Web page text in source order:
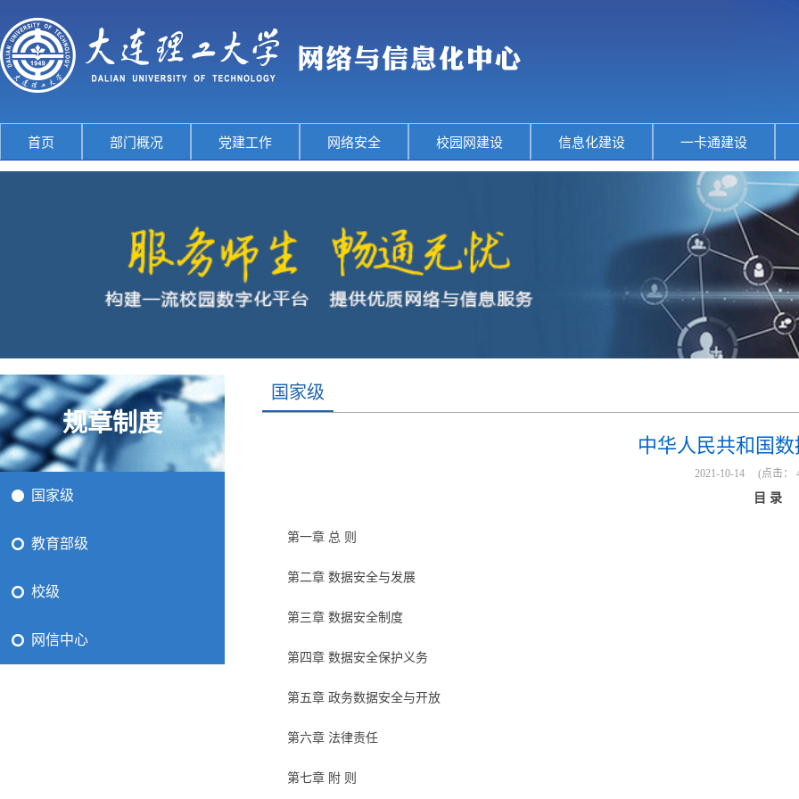
首页 部门概况 党建工作 网络安全 校园网建设 信息化建设 一卡通建设
规章制度
国家级
教育部级
校级
网信中心
国家级
中华人民共和国
2021-10-14 (点击：
目 录
第一章 总 则
第二章 数据安全与发展
第三章 数据安全制度
第四章 数据安全保护义务
第五章 政务数据安全与开放
第六章 法律责任
第七章 附 则